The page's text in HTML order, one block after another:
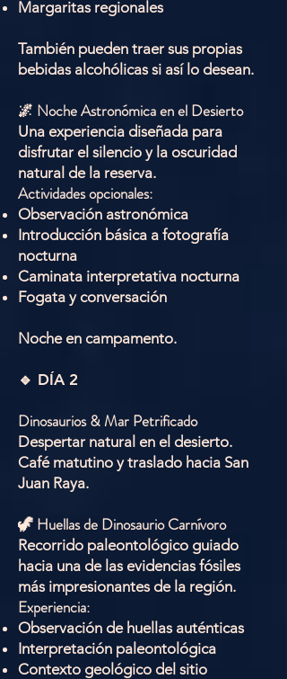
Margaritas regionales
También pueden traer sus propias
bebidas alcohólicas si así lo desean.
🌌 Noche Astronómica en el Desierto
Una experiencia diseñada para
disfrutar el silencio y la oscuridad
natural de la reserva.
Actividades opcionales:
Observación astronómica
Introducción básica a fotografía
nocturna
Caminata interpretativa nocturna
Fogata y conversación
Noche en campamento.
🔹 DÍA 2
Dinosaurios & Mar Petrificado
Despertar natural en el desierto.
Café matutino y traslado hacia San
Juan Raya.
🦖 Huellas de Dinosaurio Carnívoro
Recorrido paleontológico guiado
hacia una de las evidencias fósiles
más impresionantes de la región.
Experiencia:
Observación de huellas auténticas
Interpretación paleontológica
Contexto geológico del sitio